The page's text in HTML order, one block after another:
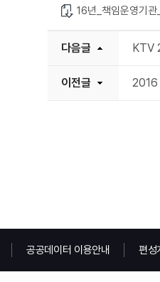
16년_책임운영기
다음글 KTV
이전글 2016
공공데이터 이용안내 편성